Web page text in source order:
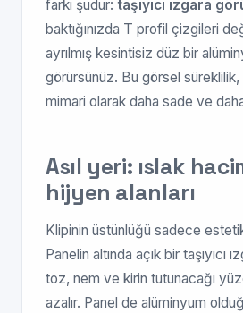
farkı şudur: taşıyıcı ızgara
baktığınızda T profil çizgileri
ayrılmış kesintisiz düz bir
görürsünüz. Bu görsel süreklilik,
mimari olarak daha sade ve
Asıl yeri: ıslak
hijyen alanları
Klipinin üstünlüğü sadece
Panelin altında açık bir taşıyıcı
toz, nem ve kirin tutunacağı
azalır. Panel de alüminyum